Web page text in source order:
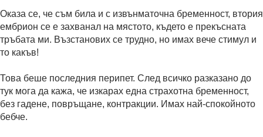
Оказа се, че съм била и с извънматочна бременност, втория
ембрион се е захванал на мястото, където е прекъсната
тръбата ми. Възстанових се трудно, но имах вече стимул и
то какъв!
Това беше последния перипет. След всичко разказано до
тук мога да кажа, че изкарах една страхотна бременност,
без гадене, повръщане, контракции. Имах най-спокойното
бебче.